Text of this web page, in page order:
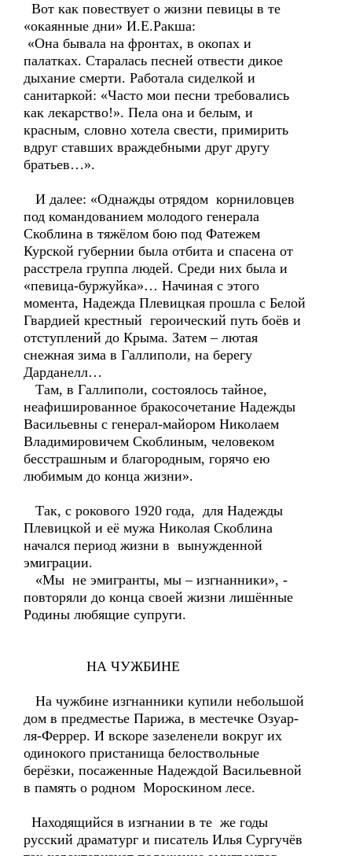
Вот как повествует о жизни певицы в те
«окаянные дни» И.Е.Ракша:
«Она бывала на фронтах, в окопах и
палатках. Старалась песней отвести дикое
дыхание смерти. Работала сиделкой и
санитаркой: «Часто мои песни требовались
как лекарство!». Пела она и белым, и
красным, словно хотела свести, примирить
вдруг ставших враждебными друг другу
братьев…».
И далее: «Однажды отрядом корниловцев
под командованием молодого генерала
Скоблина в тяжёлом бою под Фатежем
Курской губернии была отбита и спасена от
расстрела группа людей. Среди них была и
«певица-буржуйка»… Начиная с этого
момента, Надежда Плевицкая прошла с Белой
Гвардией крестный героический путь боёв и
отступлений до Крыма. Затем – лютая
снежная зима в Галлиполи, на берегу
Дарданелл…
Там, в Галлиполи, состоялось тайное,
неафишированное бракосочетание Надежды
Васильевны с генерал-майором Николаем
Владимировичем Скоблиным, человеком
бесстрашным и благородным, горячо ею
любимым до конца жизни».
Так, с рокового 1920 года, для Надежды
Плевицкой и её мужа Николая Скоблина
начался период жизни в вынужденной
эмиграции.
«Мы не эмигранты, мы – изгнанники», -
повторяли до конца своей жизни лишённые
Родины любящие супруги.
НА ЧУЖБИНЕ
На чужбине изгнанники купили небольшой
дом в предместье Парижа, в местечке Озуар-
ля-Феррер. И вскоре зазеленели вокруг их
одинокого пристанища белоствольные
берёзки, посаженные Надеждой Васильевной
в память о родном Мороскином лесе.
Находящийся в изгнании в те же годы
русский драматург и писатель Илья Сургучёв